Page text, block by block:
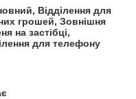
Відділення для
грошей, Зовнішня
на застібці,
для телефону